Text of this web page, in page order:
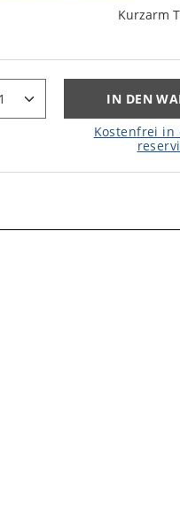
Kurzarm
IN DEN
Kostenfrei in